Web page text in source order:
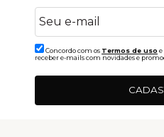
Concordo com os Termos de uso e
receber e-mails com novidades e